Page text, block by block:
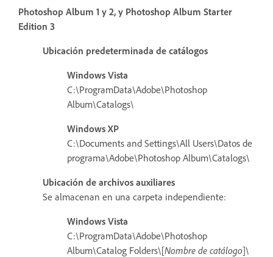
Photoshop Album 1 y 2, y Photoshop Album Starter
Edition 3
Ubicación predeterminada de catálogos
Windows Vista
C:\ProgramData\Adobe\Photoshop
Album\Catalogs\
Windows XP
C:\Documents and Settings\All Users\Datos de
programa\Adobe\Photoshop Album\Catalogs\
Ubicación de archivos auxiliares
Se almacenan en una carpeta independiente:
Windows Vista
C:\ProgramData\Adobe\Photoshop
Album\Catalog Folders\[Nombre de catálogo]\